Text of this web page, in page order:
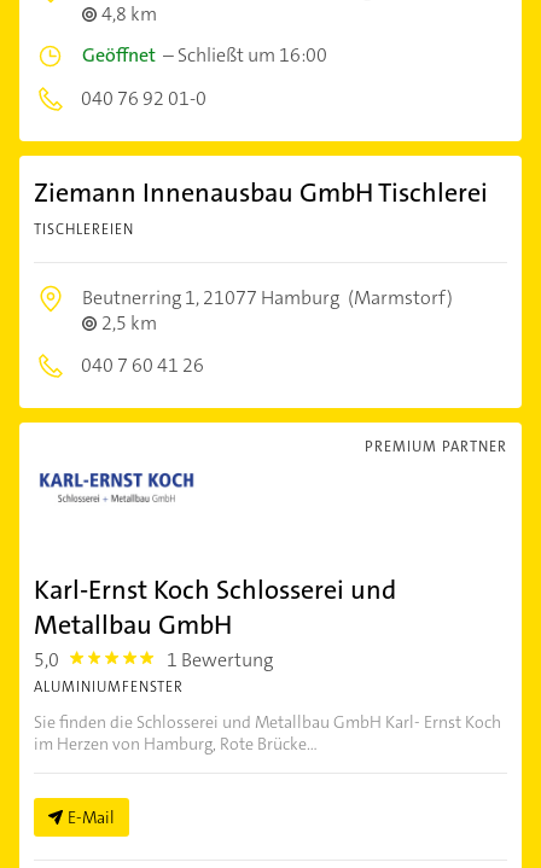
4,8 km
Geöffnet –Schließt um 16:00
040 76 92 01-0
Ziemann Innenausbau GmbH Tischlerei
TISCHLEREIEN
Beutnerring 1,21077 Hamburg (Marmstorf)
2,5 km
040 7 60 41 26
PREMIUM PARTNER
Karl-Ernst Koch Schlosserei und
Metallbau GmbH
5,0 5.0 1 Bewertung
ALUMINIUMFENSTER
Sie finden die Schlosserei und Metallbau GmbH Karl- Ernst Koch
im Herzen von Hamburg, Rote Brücke...
E-Mail